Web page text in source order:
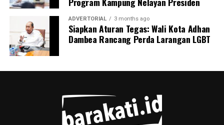
ADVERTORIAL 3 months ago
Siapkan Aturan Tegas: Wali Kota Adhan
Dambea Rancang Perda Larangan LGBT